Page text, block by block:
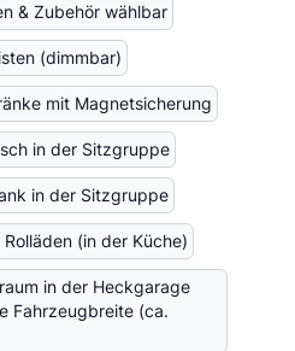
& Zubehör wählbar
(dimmbar)
mit Magnetsicherung
in der Sitzgruppe
in der Sitzgruppe
(in der Küche)
in der Heckgarage
Fahrzeugbreite (ca.